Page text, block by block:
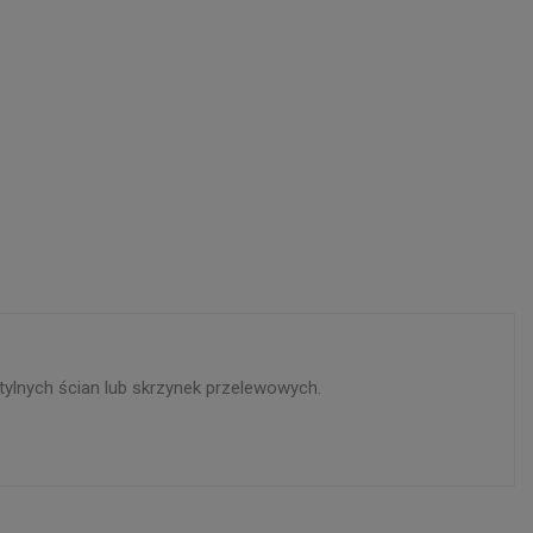
ścian lub skrzynek przelewowych.